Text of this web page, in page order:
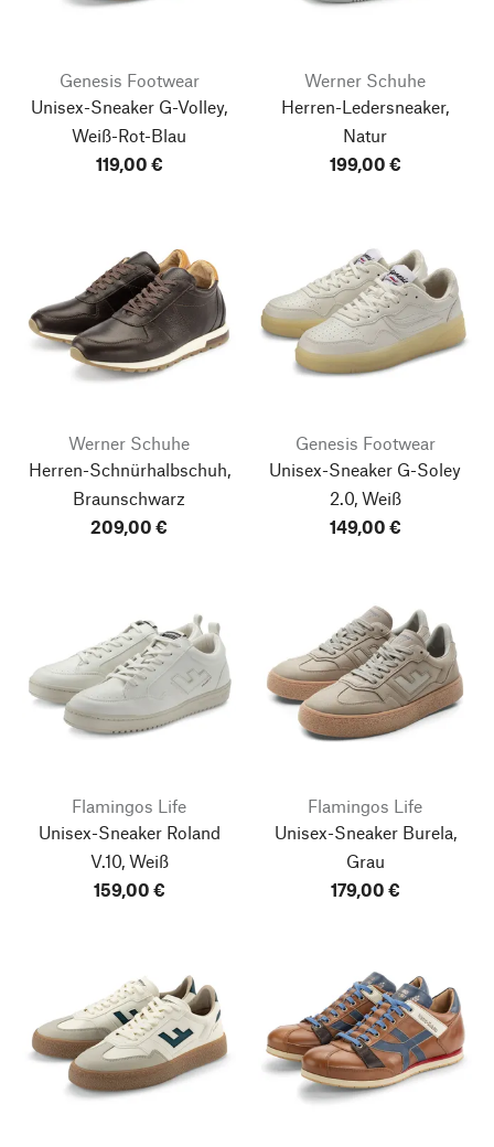
Genesis Footwear
Unisex-Sneaker G-Volley,
Weiß-Rot-Blau
119,00 €
Werner Schuhe
Herren-Ledersneaker,
Natur
199,00 €
Werner Schuhe
Herren-Schnürhalbschuh,
Braunschwarz
209,00 €
Genesis Footwear
Unisex-Sneaker G-Soley
2.0, Weiß
149,00 €
Flamingos Life
Unisex-Sneaker Roland
V.10, Weiß
159,00 €
Flamingos Life
Unisex-Sneaker Burela,
Grau
179,00 €